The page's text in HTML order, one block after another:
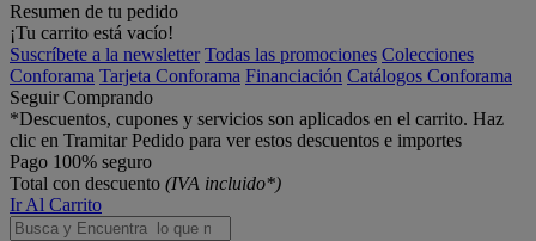
Resumen de tu pedido
¡Tu carrito está vacío!
Suscríbete a la newsletter Todas las promociones Colecciones
Conforama Tarjeta Conforama Financiación Catálogos Conforama
Seguir Comprando
*Descuentos, cupones y servicios son aplicados en el carrito. Haz
clic en Tramitar Pedido para ver estos descuentos e importes
Pago 100% seguro
Total con descuento (IVA incluido*)
Ir Al Carrito